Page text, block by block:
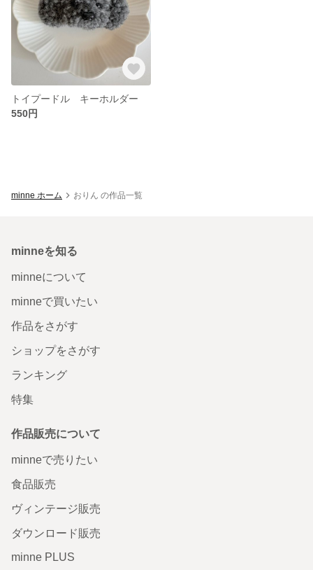
トイプードル キーホルダー
550円
minne ホーム おりん の作品一覧
minneを知る
minneについて
minneで買いたい
作品をさがす
ショップをさがす
ランキング
特集
作品販売について
minneで売りたい
食品販売
ヴィンテージ販売
ダウンロード販売
minne PLUS